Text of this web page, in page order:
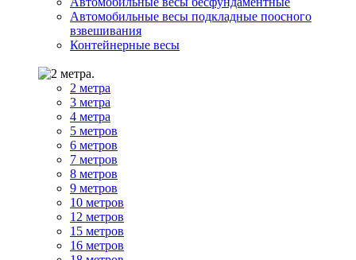
Автомобильные весы подкладные поосного
взвешивания
Контейнерные весы
2 метра
3 метра
4 метра
5 метров
6 метров
7 метров
8 метров
9 метров
10 метров
12 метров
15 метров
16 метров